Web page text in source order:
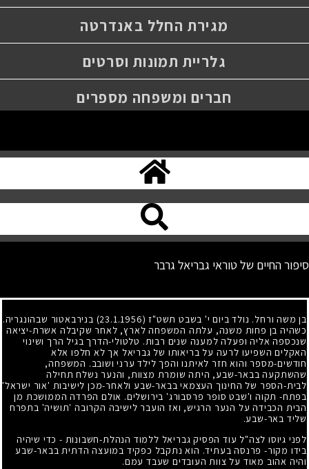
מגירת החלל באנדרטה
גלריית תמונות וסרטים
חברים ומשפחה מספרים
סיפור החיים של טוראי גבריאל גרבר
בן משה ורחל. נולד ביום י' בשבט תשט"ז (23.1.1956)
בנירבאטור שבהונגריה.
כשהיה בן פחות משנה, עלתה המשפחה לארץ, לאחר שקיבלה אשרת-יציאה
שנכספה אליה ופעלה למענה שנים רבות. טלטולי-הדרך בגיל הרך ושינוי
האקלים השפיעו לרעה על בריאותו של גבריאל אך לא חלפו אלא
חודשים-מספר והוא חזר לאיתנו והפך לילד ערני ושובב. המשפחה,
שהשתקעה בבאר-שבע, היתה שומרת מצוות, והנער נשלח תחילה
לבית-הספר של החינוך העצמאי בבאר-שבע ולאחר-מכן לישיבות 'אור ישראל'
בפתח- תקוה ו'שבט סופר פרסבורג' בירושלים. אולם הפרדה הממושכת מן
הבית הכבידה על הנער הרגיש, ואז הועבר לישיבה הקרובה 'תושיה' בתפרח
שליד באר-שבע.
לפני גיוסו לצה"ל עוד הפסיק גבריאל ללמוד הנהלת-חשבונות - כדי שיהיה
בידו מקור- פרנסה בעתיד. הוא נתקבל כפקיד במועצה הדתית בבאר-שבע
והיה אהוב מאוד על צוות העובדים שעבד עמם.